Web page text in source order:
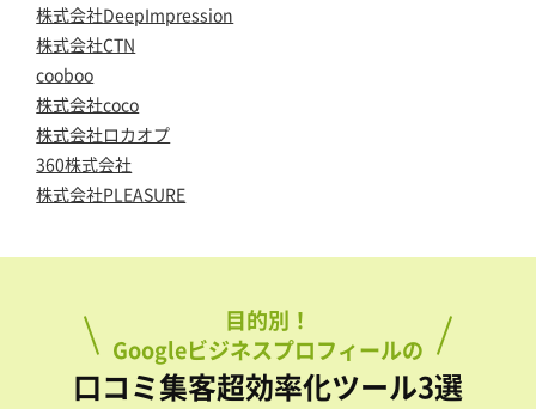
株式会社DeepImpression
株式会社CTN
cooboo
株式会社coco
株式会社ロカオプ
360株式会社
株式会社PLEASURE
目的別！
Googleビジネスプロフィールの
口コミ集客超効率化ツール3選